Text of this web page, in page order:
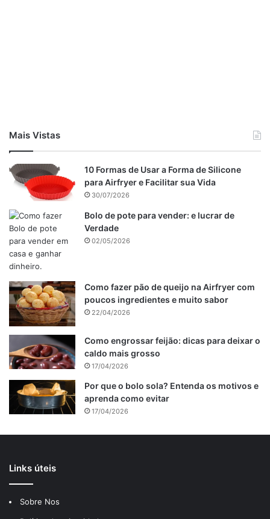
Mais Vistas
10 Formas de Usar a Forma de Silicone
para Airfryer e Facilitar sua Vida
30/07/2026
Bolo de pote para vender: e lucrar de
Verdade
02/05/2026
Como fazer pão de queijo na Airfryer com
poucos ingredientes e muito sabor
22/04/2026
Como engrossar feijão: dicas para deixar o
caldo mais grosso
17/04/2026
Por que o bolo sola? Entenda os motivos e
aprenda como evitar
17/04/2026
Links úteis
Sobre Nos